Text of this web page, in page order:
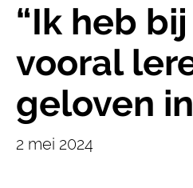
“Ik heb
vooral
geloven
2 mei 2024